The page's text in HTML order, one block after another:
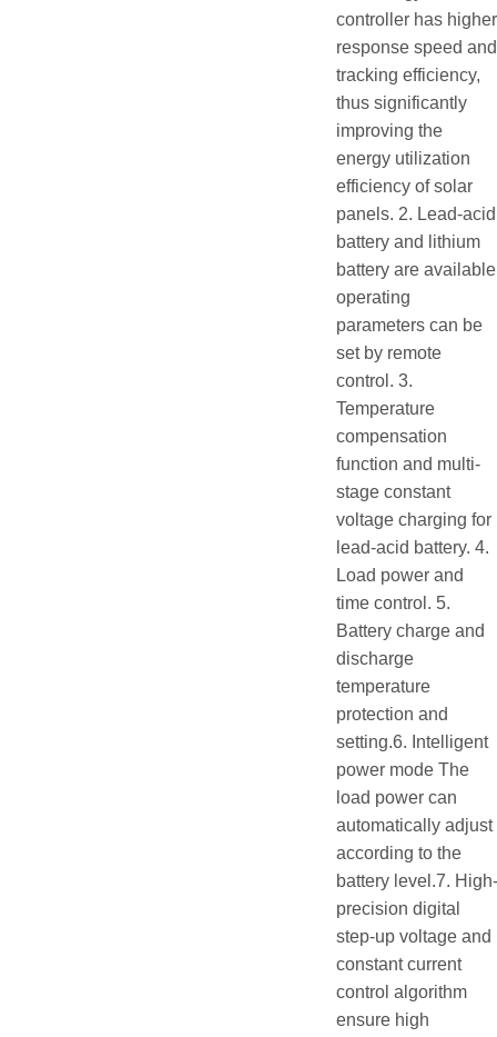
controller has higher
response speed and
tracking efficiency,
thus significantly
improving the
energy utilization
efficiency of solar
panels. 2. Lead-acid
battery and lithium
battery are available
operating
parameters can be
set by remote
control. 3.
Temperature
compensation
function and multi-
stage constant
voltage charging for
lead-acid battery. 4.
Load power and
time control. 5.
Battery charge and
discharge
temperature
protection and
setting.6. Intelligent
power mode The
load power can
automatically adjust
according to the
battery level.7. High-
precision digital
step-up voltage and
constant current
control algorithm
ensure high